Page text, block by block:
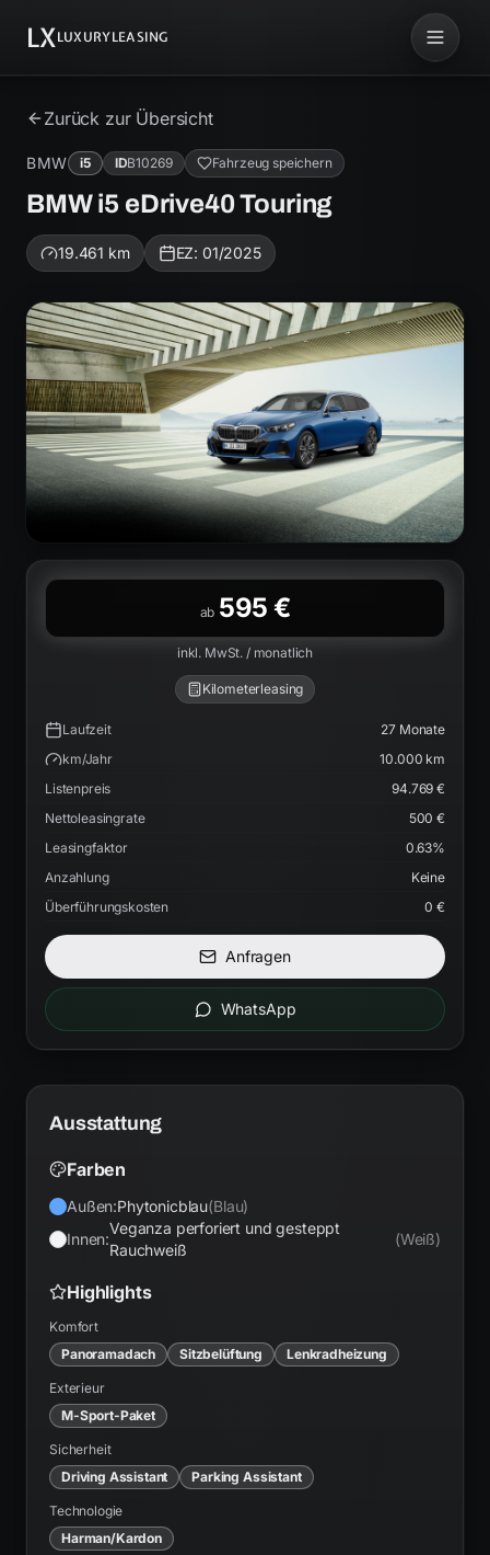
LXLUXURYLEASING
Zurück zur Übersicht
BMW i5 IDB10269 Fahrzeug speichern
BMW i5 eDrive40 Touring
19.461 km EZ: 01/2025
ab 595 €
inkl. MwSt. / monatlich
Kilometerleasing
Laufzeit 27 Monate
km/Jahr
10.000 km
Listenpreis
94.769 €
Nettoleasingrate
500 €
Leasingfaktor
0.63%
Anzahlung
Keine
Überführungskosten
0 €
Anfragen
WhatsApp
Ausstattung
Farben
Außen:Phytonicblau(Blau)
Innen:
Veganza perforiert und gesteppt
Rauchweiß
(Weiß)
Highlights
Komfort
Panoramadach
Sitzbelüftung Lenkradheizung
Exterieur
M-Sport-Paket
Sicherheit
Driving Assistant
Parking Assistant
Technologie
Harman/Kardon